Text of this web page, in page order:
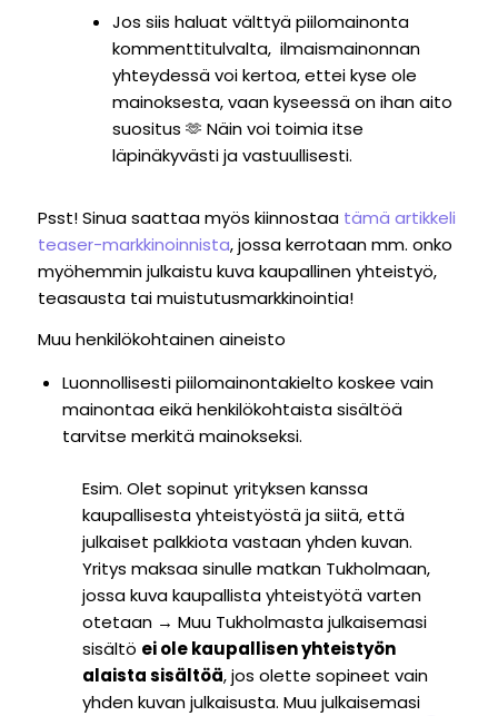
Jos siis haluat välttyä piilomainonta
kommenttitulvalta, ilmaismainonnan
yhteydessä voi kertoa, ettei kyse ole
mainoksesta, vaan kyseessä on ihan aito
suositus 🫶 Näin voi toimia itse
läpinäkyvästi ja vastuullisesti.
Psst! Sinua saattaa myös kiinnostaatämä artikkeli
teaser-markkinoinnista, jossa kerrotaan mm. onko
myöhemmin julkaistu kuva kaupallinen yhteistyö,
teasausta tai muistutusmarkkinointia!
Muu henkilökohtainen aineisto
Luonnollisesti piilomainontakielto koskee vain
mainontaa eikä henkilökohtaista sisältöä
tarvitse merkitä mainokseksi.
Esim. Olet sopinut yrityksen kanssa
kaupallisesta yhteistyöstä ja siitä, että
julkaiset palkkiota vastaan yhden kuvan.
Yritys maksaa sinulle matkan Tukholmaan,
jossa kuva kaupallista yhteistyötä varten
otetaan → Muu Tukholmasta julkaisemasi
sisältö ei ole kaupallisen yhteistyön
alaista sisältöä, jos olette sopineet vain
yhden kuvan julkaisusta. Muu julkaisemasi